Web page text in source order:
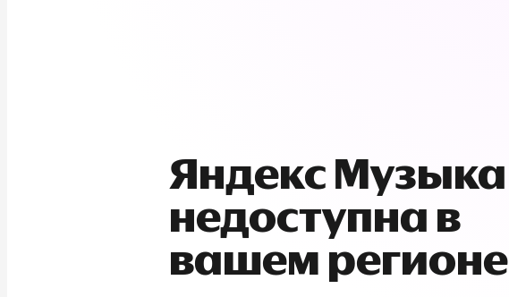
Яндекс Музыка
недоступна в
вашем регионе